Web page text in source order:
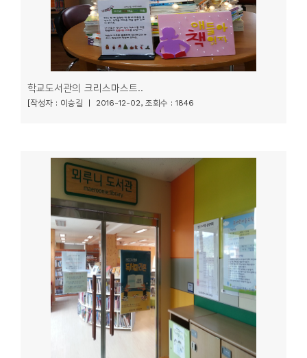
학교도서관의 크리스마스트..
[작성자 : 이승길 | 2016-12-02, 조회수 : 1846